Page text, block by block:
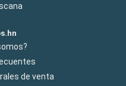
de venta